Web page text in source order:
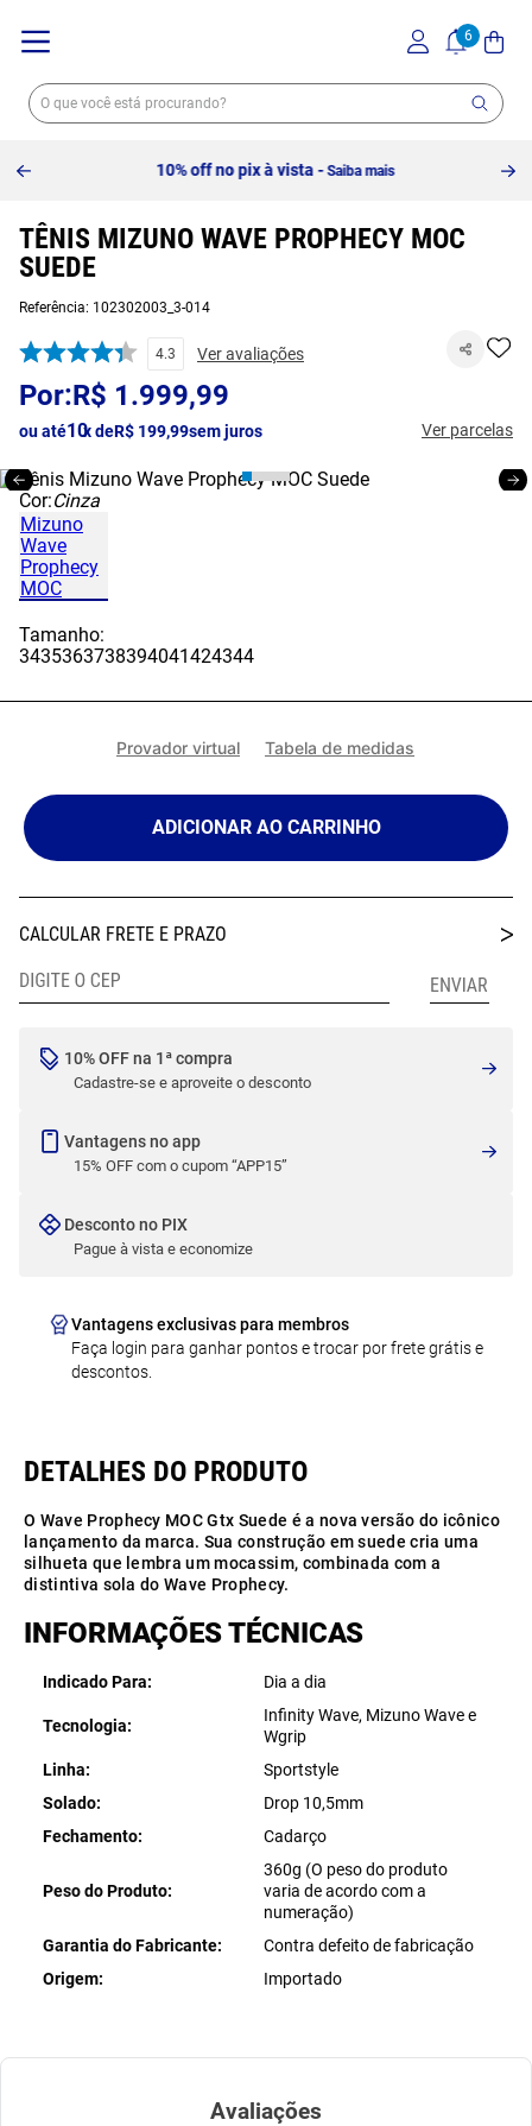
10% off no pix à vista -Saiba mais
TÊNIS MIZUNO WAVE PROPHECY MOC
SUEDE
Referência: 102302003_3-014
4.3 Ver avaliações
R$ 1.999,99
ou até10x deR$ 199,99sem juros Ver parcelas
Cor:Cinza
Tamanho:
3435363738394041424344
Provador virtual Tabela de medidas
ADICIONAR AO CARRINHO
10% OFF na 1ª compra
Cadastre-se e aproveite o desconto
Vantagens no app
15% OFF com o cupom “APP15”
Desconto no PIX
Pague à vista e economize
Vantagens exclusivas para membros
Faça login para ganhar pontos e trocar por frete grátis e
descontos.
O Wave Prophecy MOC Gtx Suede é a nova versão do icônico
lançamento da marca. Sua construção em suede cria uma
silhueta que lembra um mocassim, combinada com a
distintiva sola do Wave Prophecy.
INFORMAÇÕES TÉCNICAS
Indicado Para Dia a dia
Tecnologia
Infinity Wave, Mizuno Wave e
Wgrip
Linha
Sportstyle
Solado
Drop 10,5mm
Fechamento
Cadarço
Peso do Produto
360g (O peso do produto
varia de acordo com a
numeração)
Garantia do Fabricante
Contra defeito de fabricação
Origem
Importado
Avaliações